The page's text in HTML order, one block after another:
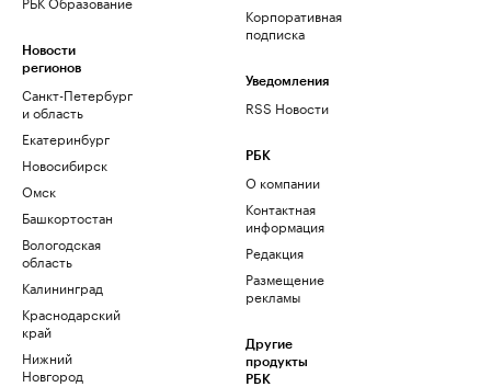
Новости
регионов
Санкт-Петербург
и область
Екатеринбург
Новосибирск
Омск
Башкортостан
Вологодская
область
Калининград
Краснодарский
край
Нижний
Новгород
Корпоративная
подписка
Уведомления
RSS Новости
РБК
О компании
Контактная
информация
Редакция
Размещение
рекламы
Другие
продукты
РБК